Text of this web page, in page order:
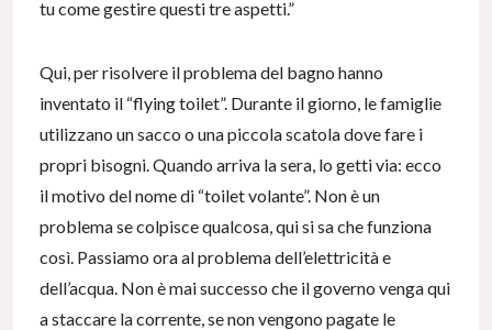
tu come gestire questi tre aspetti.”
Qui, per risolvere il problema del bagno hanno
inventato il “flying toilet”. Durante il giorno, le famiglie
utilizzano un sacco o una piccola scatola dove fare i
propri bisogni. Quando arriva la sera, lo getti via: ecco
il motivo del nome di “toilet volante”. Non è un
problema se colpisce qualcosa, qui si sa che funziona
così. Passiamo ora al problema dell’elettricità e
dell’acqua. Non è mai successo che il governo venga qui
a staccare la corrente, se non vengono pagate le